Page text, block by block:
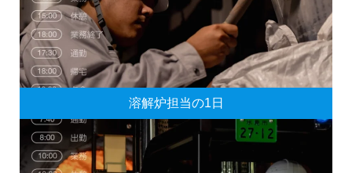
溶解炉担当の1日